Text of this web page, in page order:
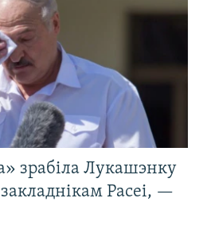
зрабіла Лукашэнку
Расеі, —